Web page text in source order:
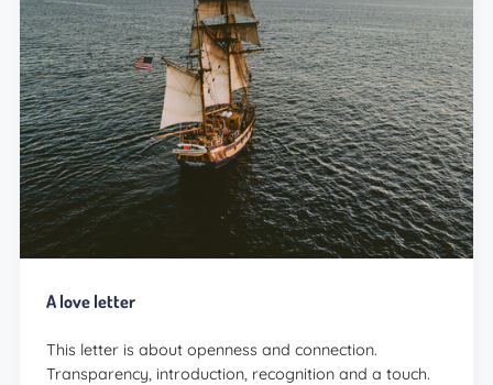
A love letter
This letter is about openness and connection.
Transparency, introduction, recognition and a touch.